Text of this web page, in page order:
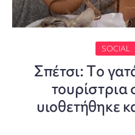
SOCIAL
Σπέτσι: Tο
τουρίστρια
υιοθετήθηκε